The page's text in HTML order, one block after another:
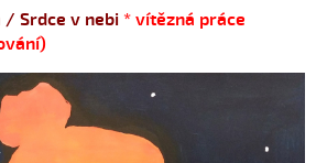
/ Srdce v nebi * vítězná práce